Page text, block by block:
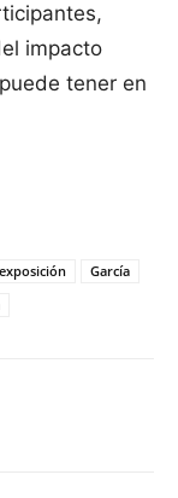
impacto
tener en
exposición
García